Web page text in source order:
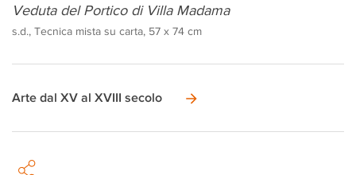
Veduta del Portico di Villa Madama
s.d., Tecnica mista su carta, 57 x 74 cm
Arte dal XV al XVIII secolo